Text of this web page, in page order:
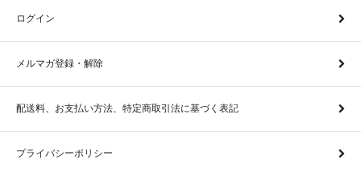
ログイン
メルマガ登録・解除
配送料、お支払い方法、特定商取引法に基づく表記
プライバシーポリシー